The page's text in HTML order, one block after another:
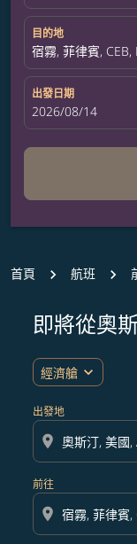
目的地
宿霧, 菲律賓,
出發日期
fc-booking-
2026/08/14
首頁 航班
即將從奧
經濟艙 expand_more
出發地
location_on
前往
location_on